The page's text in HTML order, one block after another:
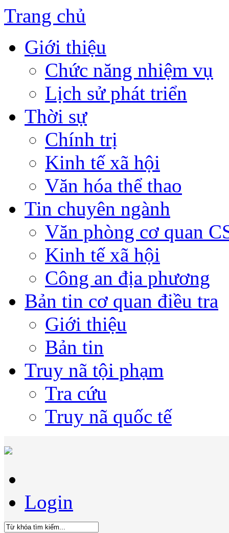
Trang chủ
Giới thiệu
Chức năng nhiệm vụ
Lịch sử phát triển
Thời sự
Chính trị
Kinh tế xã hội
Văn hóa thể thao
Tin chuyên ngành
Văn phòng cơ quan
Kinh tế xã hội
Công an địa phương
Bản tin cơ quan điều tra
Giới thiệu
Bản tin
Truy nã tội phạm
Tra cứu
Truy nã quốc tế
Login